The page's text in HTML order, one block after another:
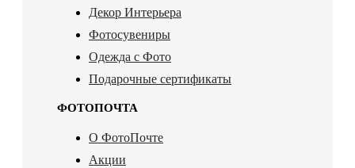
Декор Интерьера
Фотосувениры
Одежда с Фото
Подарочные сертификаты
ФОТОПОЧТА
О ФотоПочте
Акции